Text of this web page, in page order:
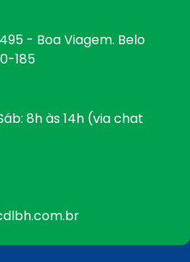
- Boa Viagem. Belo
185
8h às 14h (via chat